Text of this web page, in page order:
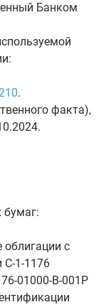
Банком
.
факта),
бумаг:
с
С-1-1176
01000-B-001P